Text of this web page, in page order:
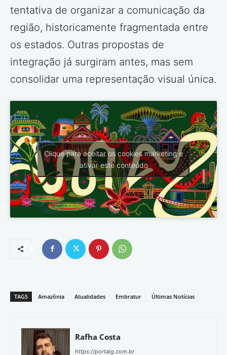
tentativa de organizar a comunicação da
região, historicamente fragmentada entre
os estados. Outras propostas de
integração já surgiram antes, mas sem
consolidar uma representação visual única.
Clique para aceitar os cookies marketing e
ativar este conteúdo
TAGS Amazônia Atualidades Embratur Últimas Notícias
Rafha Costa
https://portalg.com.br